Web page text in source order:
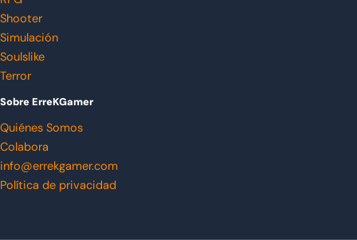
Shooter
Simulación
Soulslike
Terror
Sobre ErreKGamer
Quiénes Somos
Colabora
info@errekgamer.com
Política de privacidad